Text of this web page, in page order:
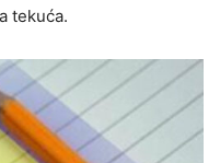
tekuća.